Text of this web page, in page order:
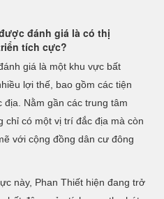
đánh giá là có thị
tích cực?
giá là một khu vực bất
lợi thế, bao gồm các tiện
Nằm gần các trung tâm
chỉ có một vị trí đắc địa mà còn
với cộng đồng dân cư đông
này, Phan Thiết hiện đang trở